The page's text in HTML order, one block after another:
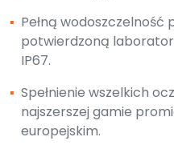
▪ Pełną wodoszczelność
potwierdzoną
IP67.
▪ Spełnienie wszelkich
najszerszej gamie
europejskim.